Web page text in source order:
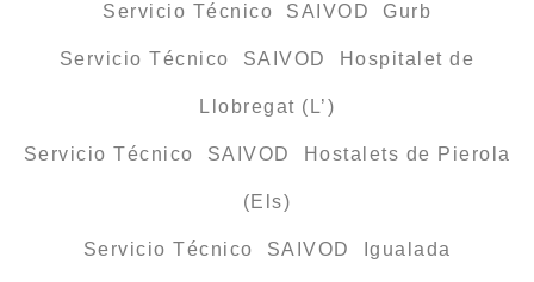
Servicio Técnico SAIVOD Gurb
Servicio Técnico SAIVOD Hospitalet de
Llobregat (L’)
Servicio Técnico SAIVOD Hostalets de Pierola
(Els)
Servicio Técnico SAIVOD Igualada